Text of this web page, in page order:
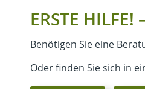
ERSTE
Benötigen Sie eine
Oder finden Sie sich in